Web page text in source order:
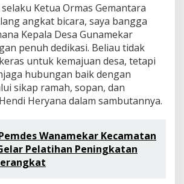
Ketua Ormas Gemantara
angkat bicara, saya bangga
Kepala Desa Gunamekar
penuh dedikasi. Beliau tidak
untuk kemajuan desa, tetapi
hubungan baik dengan
sikap ramah, sopan, dan
Heryana dalam sambutannya.
Wanamekar Kecamatan
Pelatihan Peningkatan